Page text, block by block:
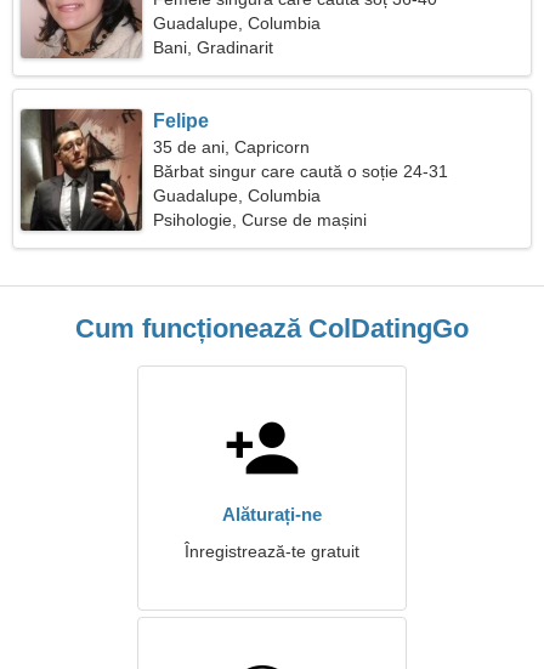
Guadalupe, Columbia
Bani, Gradinarit
Felipe
35 de ani, Capricorn
Bărbat singur care caută o soție 24-31
Guadalupe, Columbia
Psihologie, Curse de mașini
Cum funcționează ColDatingGo
Alăturați-ne
Înregistrează-te gratuit